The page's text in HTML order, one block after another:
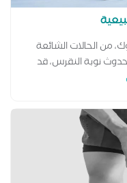
من الحالات الشائعة
نوبة النقرس، قد